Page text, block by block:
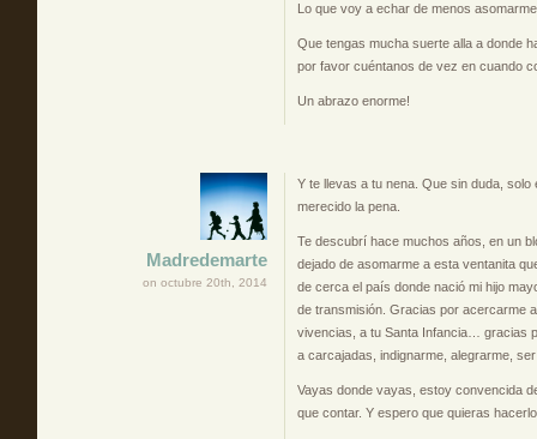
Lo que voy a echar de menos
Que tengas mucha suerte alla a donde
por favor cuéntanos de vez en cuando
Un abrazo enorme!
Madredemarte
on octubre 20th, 2014
Y te llevas a tu nena. Que sin duda, solo
merecido la pena.
Te descubrí hace muchos años, en un
dejado de asomarme a esta ventanita
de cerca el país donde nació mi hijo
de transmisión. Gracias por acercarme
vivencias, a tu Santa Infancia… gracias
a carcajadas, indignarme, alegrarme,
Vayas donde vayas, estoy convencida
que contar. Y espero que quieras